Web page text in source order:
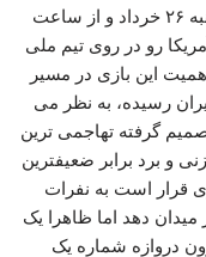
خود در جام جهانی ۲۰۲۶ صبح روز سه شنبه ۲۶ خرداد و از ساعت
رو در روی تیم ملی
این بازی در مسیر
رسیده، به نظر می
گرفته تهاجمی ترین
و برد برابر ضعیفترین
قرار است به نفرات
دهد اما ظاهرا یک
دروازه شماره یک